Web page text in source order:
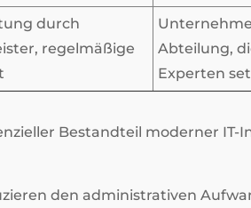
durch
regelmäßige
Abteilung,
Experten
Bestandteil moderner IT-
den administrativen